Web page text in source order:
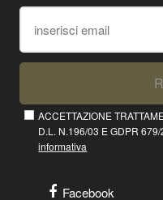
ACCETTAZIONE
D.L. N.196/03 E GDPR
informativa
Facebook